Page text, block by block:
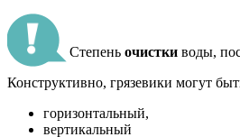
Степень очистки воды,
Конструктивно, грязевики могут
горизонтальный,
вертикальный